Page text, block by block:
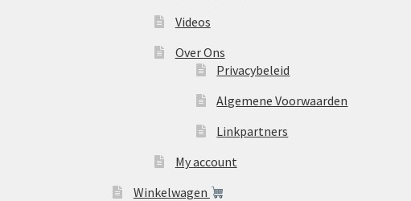
Videos
Over Ons
Privacybeleid
Algemene Voorwaarden
Linkpartners
My account
Winkelwagen